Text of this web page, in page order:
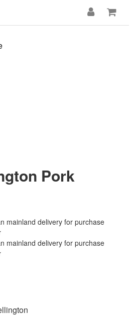
Pork
mainland delivery for purchase
mainland delivery for purchase